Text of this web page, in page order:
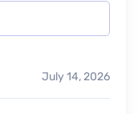
July 14, 2026